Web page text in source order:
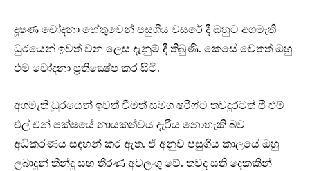
දූෂණ චෝදනා හේතුවෙන් පසුගිය වසරේ දී ඔහුට අගමැති
ධුරයෙන් ඉවත් වන ලෙස දැනුම් දී තිබුණි. කෙසේ වෙතත් ඔහු
එම චෝදනා ප්‍රතික්‍ෂේප කර සිටි.
අගමැති ධුරයෙන් ඉවත් වීමත් සමග ෂරීෆ්ට තවදුරටත් පී එම්
එල් එන් පක්ෂයේ නායකත්වය දැරිය නොහැකි බව
අධිකරණය සඳහන් කර ඇත. ඒ අනුව පසුගිය කාලයේ ඔහු
ලබාදුන් තීන්දු සහ තීරණ අවලංගු වේ. තවද සති දෙකකින්